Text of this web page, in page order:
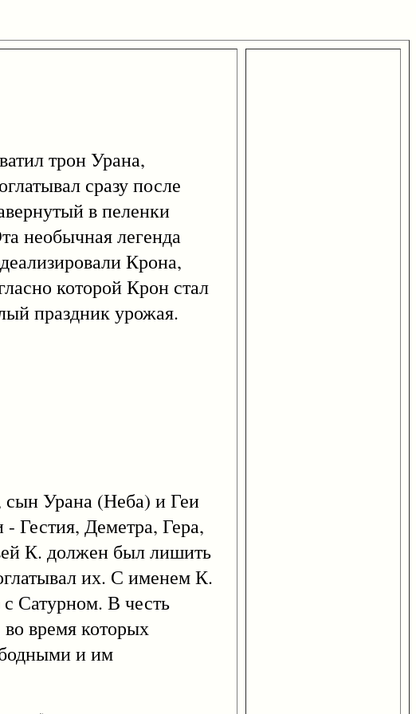
трон Урана,
сразу после
в пеленки
необычная легенда
Крона,
которой Крон стал
праздник урожая.
сын Урана (Неба) и Геи
Гестия, Деметра, Гера,
К. должен был лишить
их. С именем К.
с Сатурном. В честь
время которых
и им